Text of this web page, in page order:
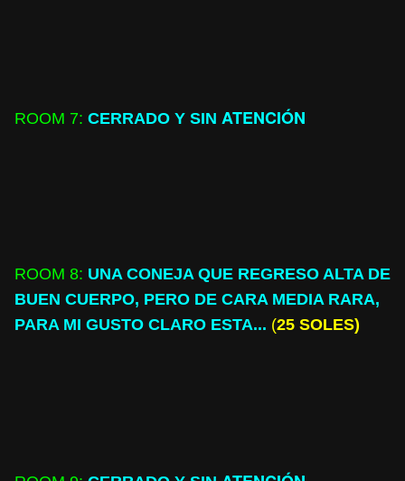
ROOM 7: CERRADO Y SIN ATENCIÓN
ROOM 8: UNA CONEJA QUE REGRESO ALTA DE
BUEN CUERPO, PERO DE CARA MEDIA RARA,
PARA MI GUSTO CLARO ESTA... (25 SOLES)